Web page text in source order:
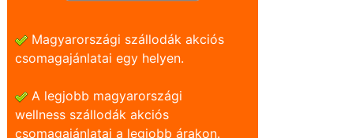
Magyarországi szállodák akciós
csomagajánlatai egy helyen.
A legjobb magyarországi
wellness szállodák akciós
csomagajánlatai a legjobb árakon.